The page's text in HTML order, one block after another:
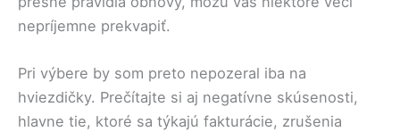
nepríjemne prekvapiť.
Pri výbere by som preto nepozeral iba na
hviezdičky. Prečítajte si aj negatívne skúsenosti,
hlavne tie, ktoré sa týkajú fakturácie, zrušenia